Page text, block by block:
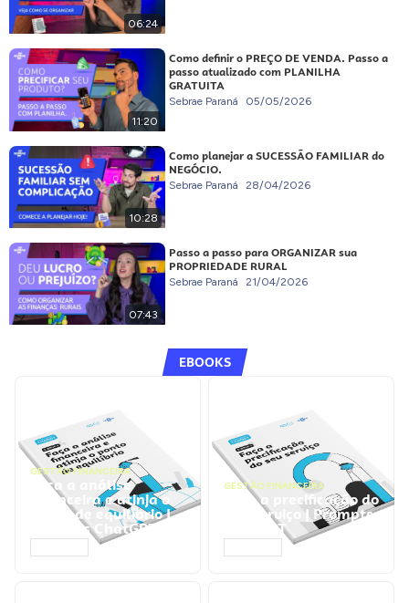
06:24
11:20
Como definir o PREÇO DE VENDA. Passo a
passo atualizado com PLANILHA
GRATUITA
Sebrae Paraná 05/05/2026
10:28
Como planejar a SUCESSÃO FAMILIAR do
NEGÓCIO.
Sebrae Paraná 28/04/2026
07:43
Passo a passo para ORGANIZAR sua
PROPRIEDADE RURAL
Sebrae Paraná 21/04/2026
EBOOKS
GESTÃO FINANCEIRA
Faça a análise
financeira e atinja o
ponto de equilíbrio |
Prompts ChatGPT
GESTÃO FINANCEIRA
Faça a precificação do
seu serviço | Prompts
ChatGPT